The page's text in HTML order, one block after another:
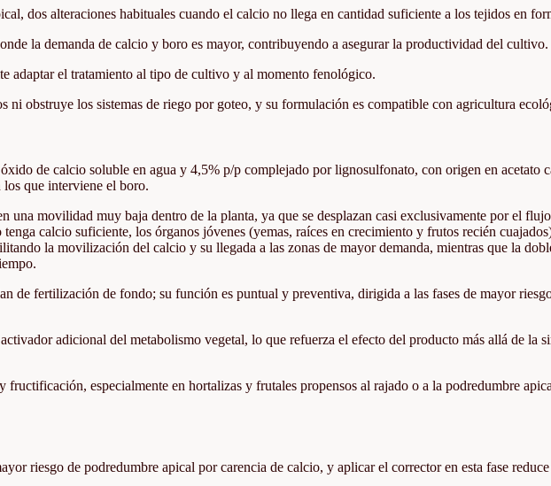
dos alteraciones habituales cuando el calcio no llega en cantidad suficiente a los tejidos en
la demanda de calcio y boro es mayor, contribuyendo a asegurar la productividad del cultivo.
adaptar el tratamiento al tipo de cultivo y al momento fenológico.
ni obstruye los sistemas de riego por goteo, y su formulación es compatible con agricultura
de calcio soluble en agua y 4,5% p/p complejado por lignosulfonato, con origen en acetato
que interviene el boro.
movilidad muy baja dentro de la planta, ya que se desplazan casi exclusivamente por el
calcio suficiente, los órganos jóvenes (yemas, raíces en crecimiento y frutos recién
la movilización del calcio y su llegada a las zonas de mayor demanda, mientras que la
de fertilización de fondo; su función es puntual y preventiva, dirigida a las fases de mayor
adicional del metabolismo vegetal, lo que refuerza el efecto del producto más allá de la
especialmente en hortalizas y frutales propensos al rajado o a la podredumbre
riesgo de podredumbre apical por carencia de calcio, y aplicar el corrector en esta fase reduce